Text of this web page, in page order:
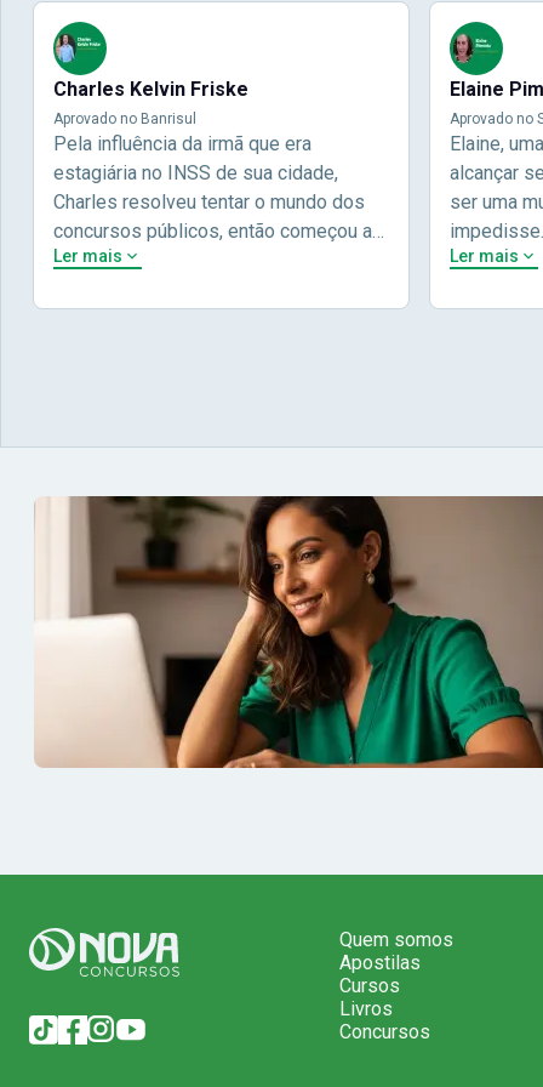
Charles Kelvin Friske
Aprovado no Banrisul
Pela influência da irmã que era
estagiária no INSS de sua cidade,
Charles resolveu tentar o mundo dos
concursos públicos, então começou a
estudar com contéudo gratuito que a
e em seguida veio o resultado,
aprovado com mérito no concurso do
Banrisul.Charles Kelvin Friske -
Aprovado no Banrisul
Ler mais
Elaine
Aprovado no
Elaine,
alcançar
ser uma
concursos
objetivos
aprovação
Ler mais
Quem somos
Apostilas
Cursos
Livros
Concursos